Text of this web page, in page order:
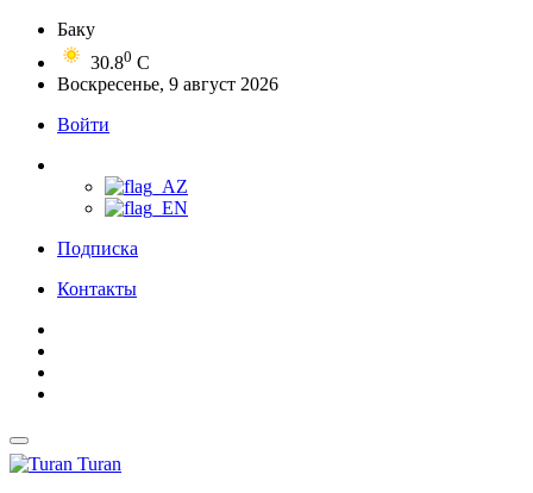
Баку
30.80 C
Воскресенье, 9 август 2026
Войти
Подписка
Контакты
Turan